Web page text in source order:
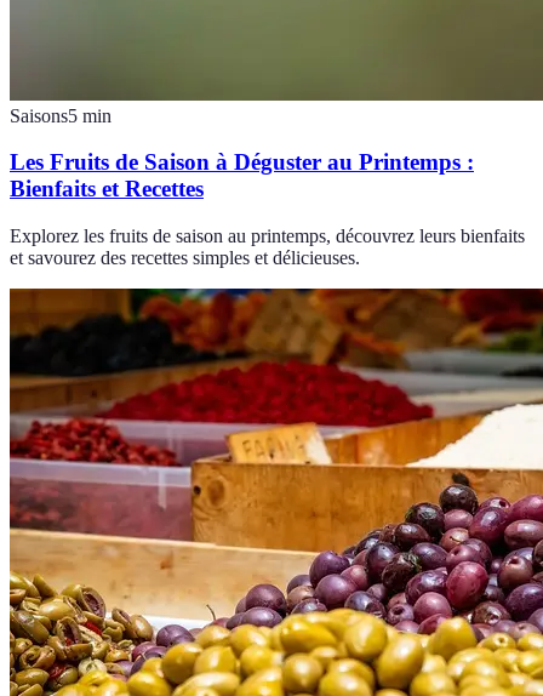
Saisons5 min
Les Fruits de Saison à Déguster au Printemps :
Bienfaits et Recettes
Explorez les fruits de saison au printemps, découvrez leurs bienfaits
et savourez des recettes simples et délicieuses.